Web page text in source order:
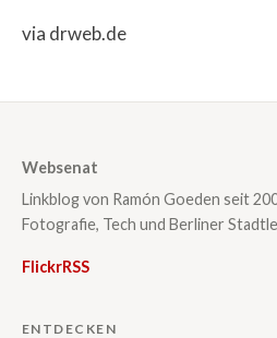
via drweb.de
Websenat
Linkblog von Ramón Goeden seit
Fotografie, Tech und Berliner
FlickrRSS
ENTDECKEN